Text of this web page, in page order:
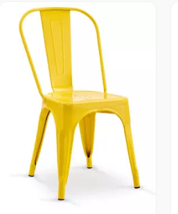
Vista Previa